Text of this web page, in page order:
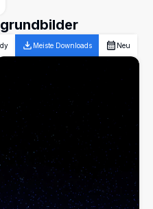
Meiste Downloads Neu